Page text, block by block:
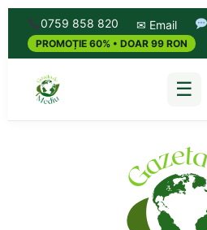
0759 858 820 ✉ Email
PROMOȚIE 60% • DOAR 99 RON
☰